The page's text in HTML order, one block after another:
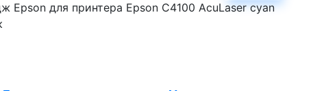
Epson для принтера Epson C4100 AcuLaser cyan